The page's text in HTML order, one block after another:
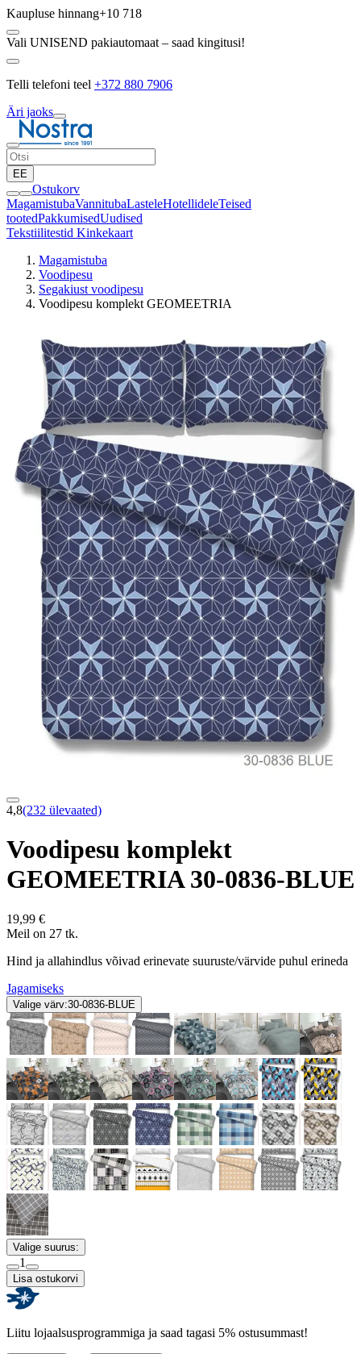
Kaupluse hinnang+10 718
Vali UNISEND pakiautomaat – saad kingitusi!
Telli telefoni teel +372 880 7906
Äri jaoks
EE
Ostukorv
MagamistubaVannitubaLasteleHotellideleTeised
tootedPakkumisedUudised
Tekstiilitestid Kinkekaart
Magamistuba
Voodipesu
Segakiust voodipesu
Voodipesu komplekt GEOMEETRIA
4,8(232 ülevaated)
Voodipesu komplekt
GEOMEETRIA 30-0836-BLUE
19,99 €
Meil on 27 tk.
Hind ja allahindlus võivad erinevate suuruste/värvide puhul erineda
Jagamiseks
Valige värv:30-0836-BLUE
Valige suurus:
1
Lisa ostukorvi
Liitu lojaalsusprogrammiga ja saad tagasi 5% ostusummast!